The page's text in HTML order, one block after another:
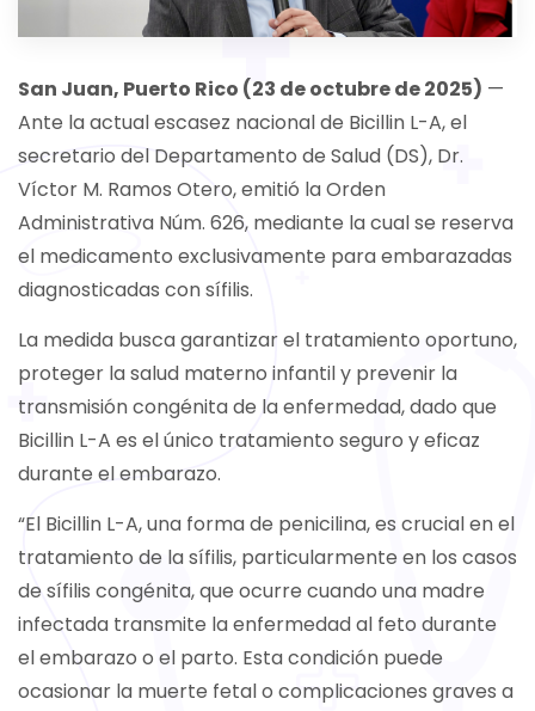
San Juan, Puerto Rico (23 de octubre de 2025) —
Ante la actual escasez nacional de Bicillin L-A, el
secretario del Departamento de Salud (DS), Dr.
Víctor M. Ramos Otero, emitió la Orden
Administrativa Núm. 626, mediante la cual se reserva
el medicamento exclusivamente para embarazadas
diagnosticadas con sífilis.
La medida busca garantizar el tratamiento oportuno,
proteger la salud materno infantil y prevenir la
transmisión congénita de la enfermedad, dado que
Bicillin L-A es el único tratamiento seguro y eficaz
durante el embarazo.
“El Bicillin L-A, una forma de penicilina, es crucial en el
tratamiento de la sífilis, particularmente en los casos
de sífilis congénita, que ocurre cuando una madre
infectada transmite la enfermedad al feto durante
el embarazo o el parto. Esta condición puede
ocasionar la muerte fetal o complicaciones graves a